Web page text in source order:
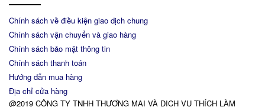
CHÍNH SÁCH
Chính sách về điều kiện giao dịch chung
Chính sách vận chuyển và giao hàng
Chính sách bảo mật thông tin
Chính sách thanh toán
Hướng dẫn mua hàng
Địa chỉ cửa hàng